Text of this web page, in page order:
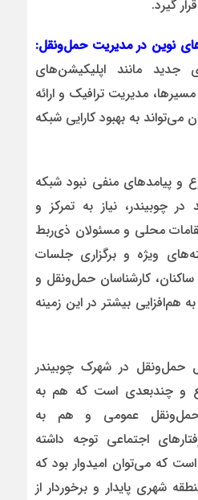
گیرد.
نوین در مدیریت حمل‌ونقل:
جدید مانند اپلیکیشن‌های
مدیریت ترافیک و ارائه
می‌تواند به بهبود کارایی شبکه
و پیامدهای منفی نبود شبکه
چوبیندر، نیاز به تمرکز و
محلی و مسئولان ذی‌ربط
ویژه و برگزاری جلسات
کارشناسان حمل‌ونقل و
هم‌افزایی بیشتر در این زمینه
در شهرک چوبیندر
و چندبعدی است که هم به
عمومی و هم به
اجتماعی توجه داشته
که می‌توان امیدوار بود که
شهری پایدار و برخوردار از